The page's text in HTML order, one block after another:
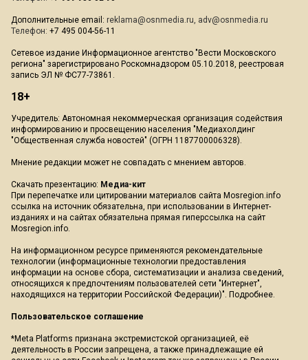
Дополнительные email: reklama@osnmedia.ru, adv@osnmedia.ru
Телефон: +7 495 004-56-11
Сетевое издание Информационное агентство "Вести Московского
региона" зарегистрировано Роскомнадзором 05.10.2018, реестровая
запись ЭЛ № ФС77-73861.
18+
Учредитель: Автономная некоммерческая организация содействия
информированию и просвещению населения "Медиахолдинг
"Общественная служба новостей" (ОГРН 1187700006328).
Мнение редакции может не совпадать с мнением авторов.
Скачать презентацию: Медиа-кит
При перепечатке или цитировании материалов сайта Mosregion.info
ссылка на источник обязательна, при использовании в Интернет-
изданиях и на сайтах обязательна прямая гиперссылка на сайт
Mosregion.info.
На информационном ресурсе применяются рекомендательные
технологии (информационные технологии предоставления
информации на основе сбора, систематизации и анализа сведений,
относящихся к предпочтениям пользователей сети "Интернет",
находящихся на территории Российской Федерации)". Подробнее.
Пользовательское соглашение
*Meta Platforms признана экстремистской организацией, её
деятельность в России запрещена, а также принадлежащие ей